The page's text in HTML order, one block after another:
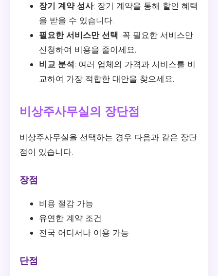
장기 계약 성사: 장기 계약을 통해 할인 혜택
을 받을 수 있습니다.
필요한 서비스만 선택: 꼭 필요한 서비스만
신청하여 비용을 줄이세요.
비교 분석: 여러 업체의 가격과 서비스를 비
교하여 가장 적합한 대안을 찾으세요.
비상주사무실의 장단점
비상주사무실을 선택하는 경우 다음과 같은 장단
점이 있습니다.
장점
비용 절감 가능
유연한 계약 조건
전국 어디서나 이용 가능
단점